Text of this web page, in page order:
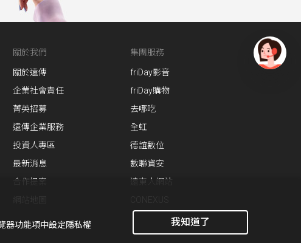
關於我們
關於遠傳
企業社會責任
菁英招募
遠傳企業服務
投資人專區
最新消息
合作提案
集團服務
friDay影音
friDay購物
去哪吃
全虹
德誼數位
數聯資安
遠東人網站
器功能項中設定隱私權
我知道了